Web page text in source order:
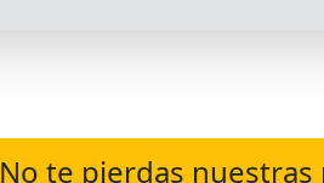
No te pierdas